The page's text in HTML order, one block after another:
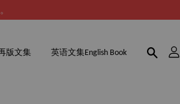
版文集 英语文集English Book